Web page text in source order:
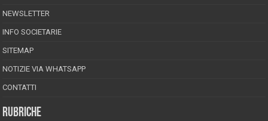
NEWSLETTER
INFO SOCIETARIE
SITEMAP
NOTIZIE VIA WHATSAPP
CONTATTI
RUBRICHE